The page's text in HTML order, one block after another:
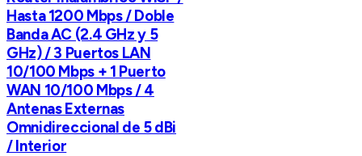
Hasta 1200 Mbps / Doble
Banda AC (2.4 GHz y 5
GHz) / 3 Puertos LAN
10/100 Mbps + 1 Puerto
WAN 10/100 Mbps / 4
Antenas Externas
Omnidireccional de 5 dBi
/ Interior